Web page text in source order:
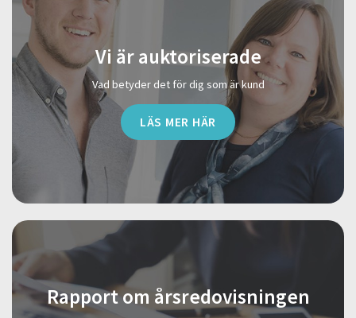
Vi är auktoriserade
Vad betyder det för dig som är kund
LÄS MER HÄR
Rapport om årsredovisningen